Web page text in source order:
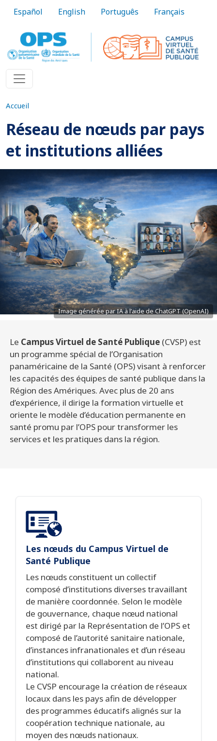
Español English Português Français
Accueil
Réseau de nœuds par pays
et institutions alliées
Image générée par IA à l’aide de ChatGPT (OpenAI)
Le Campus Virtuel de Santé Publique (CVSP) est
un programme spécial de l’Organisation
panaméricaine de la Santé (OPS) visant à renforcer
les capacités des équipes de santé publique dans la
Région des Amériques. Avec plus de 20 ans
d’expérience, il dirige la formation virtuelle et
oriente le modèle d’éducation permanente en
santé promu par l’OPS pour transformer les
services et les pratiques dans la région.
Les nœuds du Campus Virtuel de
Santé Publique
Les nœuds constituent un collectif
composé d’institutions diverses travaillant
de manière coordonnée. Selon le modèle
de gouvernance, chaque nœud national
est dirigé par la Représentation de l’OPS et
composé de l’autorité sanitaire nationale,
d’instances infranationales et d’un réseau
d’institutions qui collaborent au niveau
national.
Le CVSP encourage la création de réseaux
locaux dans les pays afin de développer
des programmes éducatifs alignés sur la
coopération technique nationale, au
moyen des nœuds nationaux.